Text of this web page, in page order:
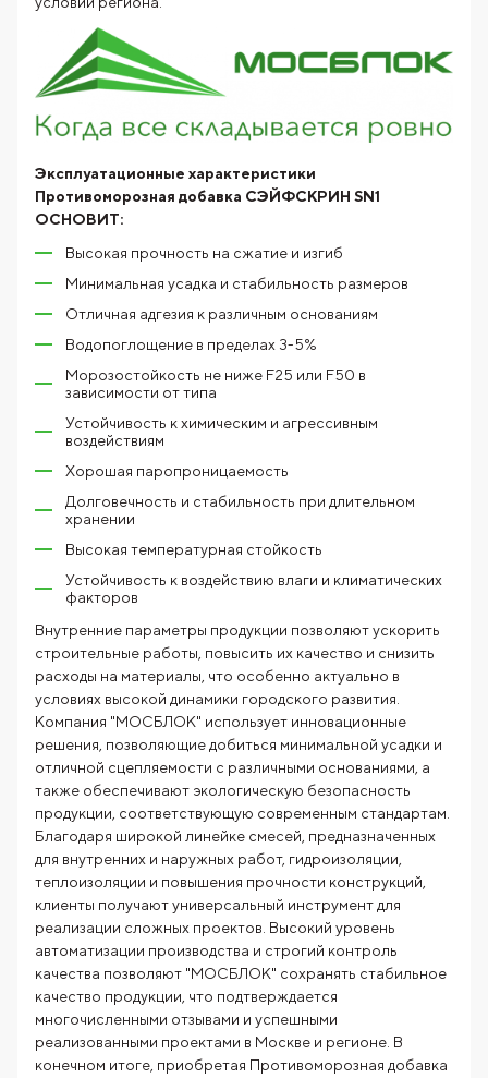
Эксплуатационные характеристики
Противоморозная добавка СЭЙФСКРИН SN1
ОСНОВИТ:
Высокая прочность на сжатие и изгиб
Минимальная усадка и стабильность размеров
Отличная адгезия к различным основаниям
Водопоглощение в пределах 3-5%
Морозостойкость не ниже F25 или F50 в
зависимости от типа
Устойчивость к химическим и агрессивным
воздействиям
Хорошая паропроницаемость
Долговечность и стабильность при длительном
хранении
Высокая температурная стойкость
Устойчивость к воздействию влаги и климатических
факторов
Внутренние параметры продукции позволяют ускорить
строительные работы, повысить их качество и снизить
расходы на материалы, что особенно актуально в
условиях высокой динамики городского развития.
Компания "МОСБЛОК" использует инновационные
решения, позволяющие добиться минимальной усадки и
отличной сцепляемости с различными основаниями, а
также обеспечивают экологическую безопасность
продукции, соответствующую современным стандартам.
Благодаря широкой линейке смесей, предназначенных
для внутренних и наружных работ, гидроизоляции,
теплоизоляции и повышения прочности конструкций,
клиенты получают универсальный инструмент для
реализации сложных проектов. Высокий уровень
автоматизации производства и строгий контроль
качества позволяют "МОСБЛОК" сохранять стабильное
качество продукции, что подтверждается
многочисленными отзывами и успешными
реализованными проектами в Москве и регионе. В
конечном итоге, приобретая Противоморозная добавка